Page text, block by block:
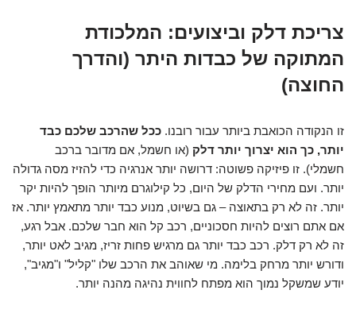
צריכת דלק וביצועים: המלכודת
המתוקה של כבדות היתר (והדרך
החוצה)
זו הנקודה הכואבת ביותר עבור רובנו. ככל שהרכב שלכם כבד
יותר, כך הוא יצרוך יותר דלק (או חשמל, אם מדובר ברכב
חשמלי). זו פיזיקה פשוטה: דרושה יותר אנרגיה כדי להזיז מסה גדולה
יותר. ועם מחירי הדלק של היום, כל קילוגרם מיותר הופך להיות יקר
יותר. זה לא רק בתאוצה – גם בשיוט, מנוע כבד יותר מתאמץ יותר. אז
אם אתם רוצים להיות חסכוניים, רכב קל הוא חבר שלכם. אבל רגע,
זה לא רק דלק. רכב כבד יותר גם מרגיש פחות זריז, מגיב לאט יותר,
ודורש יותר מרחק בלימה. מי שאוהב את הרכב שלו "קליל" ו"מגיב",
יודע שמשקל נמוך הוא מפתח לחווית נהיגה מהנה יותר.